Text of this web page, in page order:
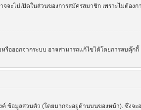
ะไม่เปิดในส่วนของการสมัครสมาชิก เพราะไม่ต้อ
อออกจากระบบ อาจสามารถแก้ไขได้โดยการลบคุ๊กกี้
ข้อมูลส่วนตัว (โดยมากจะอยู่ด้านบนของหน้า). ซึ่งจ